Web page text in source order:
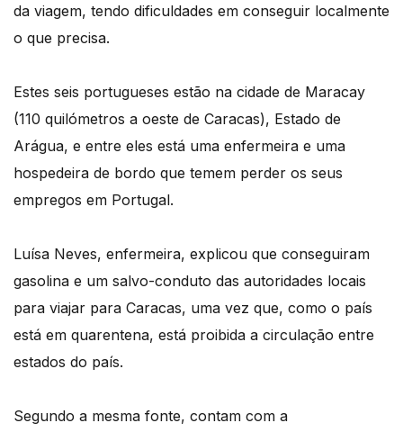
da viagem, tendo dificuldades em conseguir localmente
o que precisa.
Estes seis portugueses estão na cidade de Maracay
(110 quilómetros a oeste de Caracas), Estado de
Arágua, e entre eles está uma enfermeira e uma
hospedeira de bordo que temem perder os seus
empregos em Portugal.
Luísa Neves, enfermeira, explicou que conseguiram
gasolina e um salvo-conduto das autoridades locais
para viajar para Caracas, uma vez que, como o país
está em quarentena, está proibida a circulação entre
estados do país.
Segundo a mesma fonte, contam com a